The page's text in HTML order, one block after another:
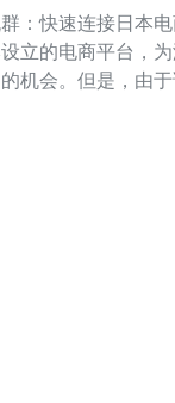
速连接日本电商圈！ 亚
立的电商平台，
机会。但是，由
生。 亚马逊日本站交流群